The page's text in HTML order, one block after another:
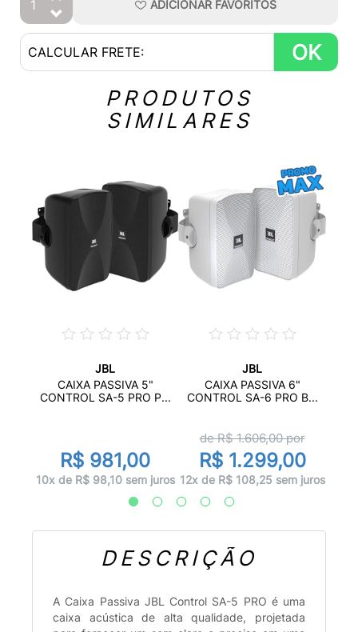
ADICIONAR FAVORITOS
OK
PRODUTOS
SIMILARES
JBL
CAIXA PASSIVA 5"
CONTROL SA-5 PRO P...
R$ 981,00
10x de R$ 98,10 sem juros
JBL
CAIXA PASSIVA 6"
CONTROL SA-6 PRO B...
de R$1.606,00por
R$ 1.299,00
12x de R$ 108,25 sem juros
DESCRIÇÃO
A Caixa Passiva JBL Control SA-5 PRO é uma
caixa acústica de alta qualidade, projetada